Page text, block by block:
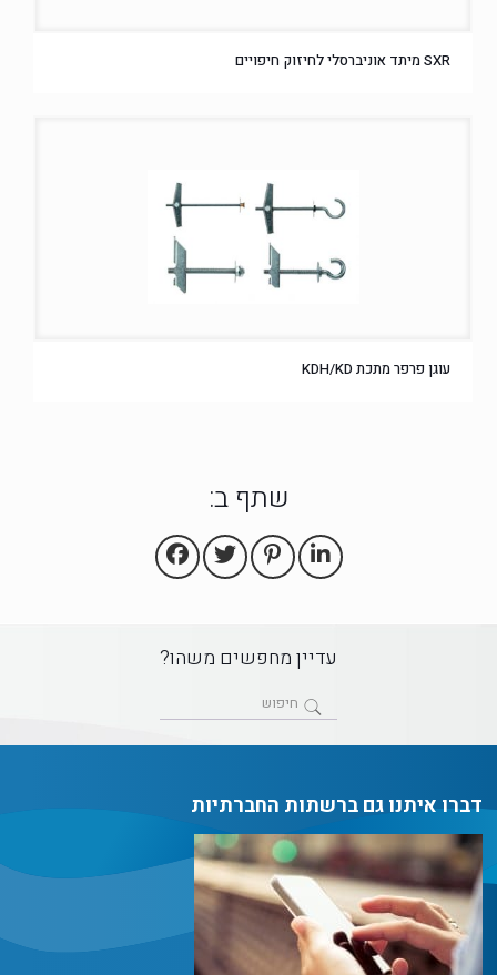
SXR מיתד אוניברסלי לחיזוק חיפויים
עוגן פרפר מתכת KDH/KD
שתף ב:
עדיין מחפשים משהו?
דברו איתנו גם ברשתות החברתיות